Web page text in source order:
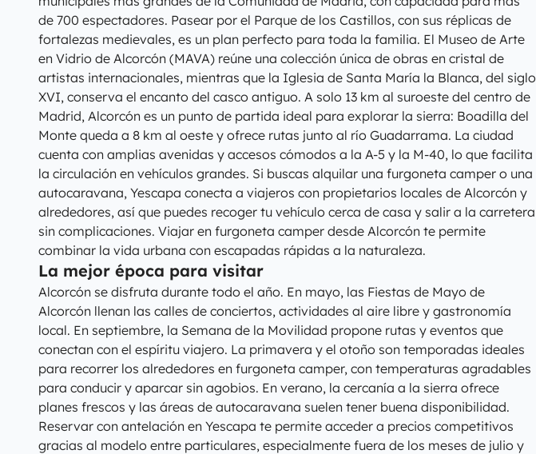
de 700 espectadores. Pasear por el Parque de los Castillos, con sus réplicas de
fortalezas medievales, es un plan perfecto para toda la familia. El Museo de Arte
en Vidrio de Alcorcón (MAVA) reúne una colección única de obras en cristal de
artistas internacionales, mientras que la Iglesia de Santa María la Blanca, del siglo
XVI, conserva el encanto del casco antiguo. A solo 13 km al suroeste del centro de
Madrid, Alcorcón es un punto de partida ideal para explorar la sierra: Boadilla del
Monte queda a 8 km al oeste y ofrece rutas junto al río Guadarrama. La ciudad
cuenta con amplias avenidas y accesos cómodos a la A-5 y la M-40, lo que facilita
la circulación en vehículos grandes. Si buscas alquilar una furgoneta camper o una
autocaravana, Yescapa conecta a viajeros con propietarios locales de Alcorcón y
alrededores, así que puedes recoger tu vehículo cerca de casa y salir a la carretera
sin complicaciones. Viajar en furgoneta camper desde Alcorcón te permite
combinar la vida urbana con escapadas rápidas a la naturaleza.
La mejor época para visitar
Alcorcón se disfruta durante todo el año. En mayo, las Fiestas de Mayo de
Alcorcón llenan las calles de conciertos, actividades al aire libre y gastronomía
local. En septiembre, la Semana de la Movilidad propone rutas y eventos que
conectan con el espíritu viajero. La primavera y el otoño son temporadas ideales
para recorrer los alrededores en furgoneta camper, con temperaturas agradables
para conducir y aparcar sin agobios. En verano, la cercanía a la sierra ofrece
planes frescos y las áreas de autocaravana suelen tener buena disponibilidad.
Reservar con antelación en Yescapa te permite acceder a precios competitivos
gracias al modelo entre particulares, especialmente fuera de los meses de julio y